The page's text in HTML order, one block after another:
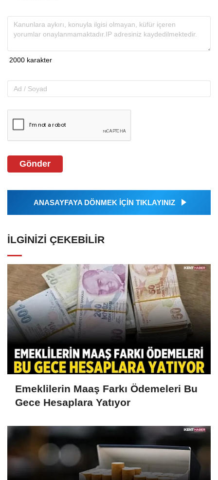
Gönder
ANASAYFAYA DÖNMEK İÇİN TIKLAYINIZ
İLGINIZI ÇEKEBILIR
Emeklilerin Maaş Farkı Ödemeleri Bu
Gece Hesaplara Yatıyor